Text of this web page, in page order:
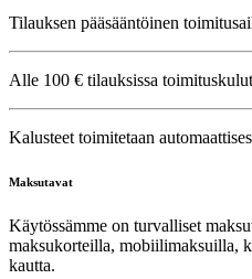
Tilauksen pääsääntöinen
Alle 100 € tilauksissa
Kalusteet toimitetaan
Maksutavat
Käytössämme on turvalliset
maksukorteilla, mobiilimaksuilla,
kautta.